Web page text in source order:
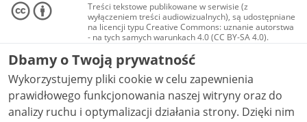
Treści tekstowe publikowane w serwisie (z
wyłączeniem treści audiowizualnych), są udostępniane
na licencji typu Creative Commons: uznanie autorstwa
- na tych samych warunkach 4.0 (CC BY-SA 4.0).
Materiały audiowizualne, w tym zdjęcia, materiały
audio i wideo, są udostępniane na licencji typu
Creative Commons: uznanie autorstwa użycie
niekomercyjne - bez utworów zależnych 4.0 (CC BY-
NC-ND 4.0), o ile nie jest to stwierdzone inaczej.
Dbamy o Twoją prywatność
Wykorzystujemy pliki cookie w celu zapewnienia
prawidłowego funkcjonowania naszej witryny oraz do
analizy ruchu i optymalizacji działania strony. Dzięki nim